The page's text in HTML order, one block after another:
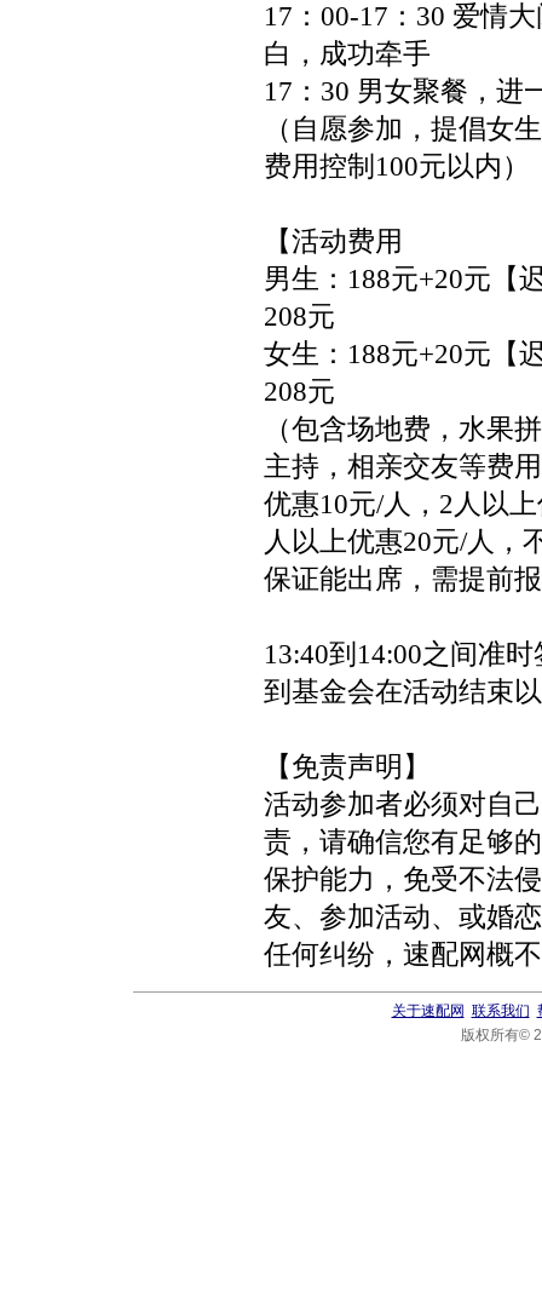
17：00-17：30 爱情
白，成功牵手
17：30 男女聚餐，进
（自愿参加，提倡女
费用控制100元以内）
【活动费用
男生：188元+20元【
208元
女生：188元+20元【
208元
（包含场地费，水果
主持，相亲交友等费
优惠10元/人，2人以
人以上优惠20元/人，
保证能出席，需提前
13:40到14:00之间准
到基金会在活动结束
【免责声明】
活动参加者必须对自
责，请确信您有足够
保护能力，免受不法
友、参加活动、或婚
任何纠纷，速配网概
关于速配网 联系我们
版权所有©